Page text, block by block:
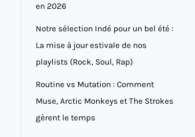
en 2026
Notre sélection Indé pour un bel été :
La mise à jour estivale de nos
playlists (Rock, Soul, Rap)
Routine vs Mutation : Comment
Muse, Arctic Monkeys et The Strokes
gèrent le temps